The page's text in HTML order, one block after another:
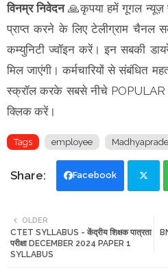
विनम्र निवेदन🙏कृपया हमें गूगल
प्राप्त करने के लिए टेलीग्राम चैनल
कम्युनिटी ज्वॉइन करें। इन सबकी
मिल जाएंगी। कर्मचारियों से संबंधित
स्क्रॉल करके सबसे नीचे
क्लिक करें।
Tags employee
Facebook
tte
OLDER
CTET SYLLABUS - केंद्रीय शिक्षक पात्रता
परीक्षा DECEMBER 2024 PAPER 1
SYLLABUS